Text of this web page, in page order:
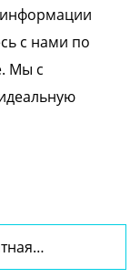
с нами по
Мы с